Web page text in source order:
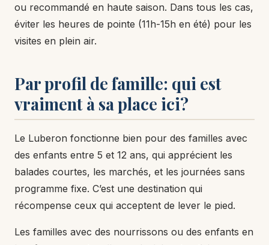
ou recommandé en haute saison. Dans tous les cas,
éviter les heures de pointe (11h-15h en été) pour les
visites en plein air.
Par profil de famille: qui est
vraiment à sa place ici?
Le Luberon fonctionne bien pour des familles avec
des enfants entre 5 et 12 ans, qui apprécient les
balades courtes, les marchés, et les journées sans
programme fixe. C’est une destination qui
récompense ceux qui acceptent de lever le pied.
Les familles avec des nourrissons ou des enfants en